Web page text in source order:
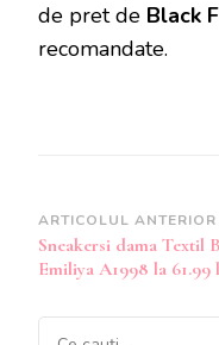
de pret de Black
recomandate.
Navigare
în
articole
ARTICOLUL ANTERIOR
Sneakersi dama Textil
Emiliya A1998 la 61.99
Cauți